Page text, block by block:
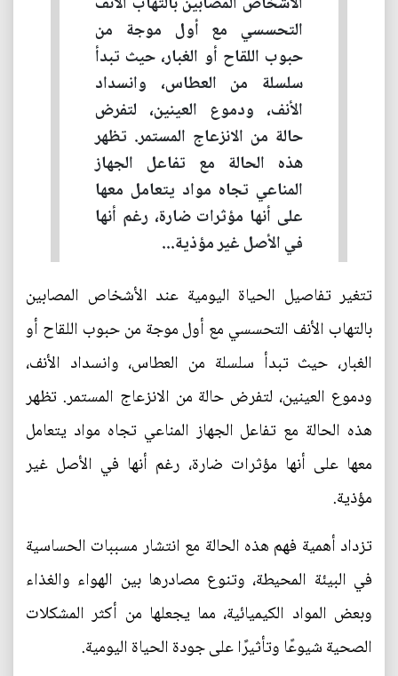
التحسسي مع أول موجة من
حبوب اللقاح أو الغبار، حيث تبدأ
سلسلة من العطاس، وانسداد
الأنف، ودموع العينين، لتفرض
حالة من الانزعاج المستمر. تظهر
هذه الحالة مع تفاعل الجهاز
المناعي تجاه مواد يتعامل معها
على أنها مؤثرات ضارة، رغم أنها
في الأصل غير مؤذية...
تتغير تفاصيل الحياة اليومية عند الأشخاص المصابين
بالتهاب الأنف التحسسي مع أول موجة من حبوب اللقاح أو
الغبار، حيث تبدأ سلسلة من العطاس، وانسداد الأنف،
ودموع العينين، لتفرض حالة من الانزعاج المستمر. تظهر
هذه الحالة مع تفاعل الجهاز المناعي تجاه مواد يتعامل
معها على أنها مؤثرات ضارة، رغم أنها في الأصل غير
مؤذية.
تزداد أهمية فهم هذه الحالة مع انتشار مسببات الحساسية
في البيئة المحيطة، وتنوع مصادرها بين الهواء والغذاء
وبعض المواد الكيميائية، مما يجعلها من أكثر المشكلات
الصحية شيوعًا وتأثيرًا على جودة الحياة اليومية.